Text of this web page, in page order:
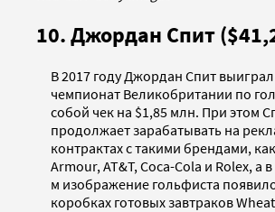
10. Джордан Спит
В 2017 году Джордан Спит
чемпионат Великобритании по
собой чек на $1,85 млн. При этом
продолжает зарабатывать на
контрактах с такими брендами,
Armour, AT&T, Coca-Cola и Rolex, а
м изображение гольфиста
коробках готовых завтраков